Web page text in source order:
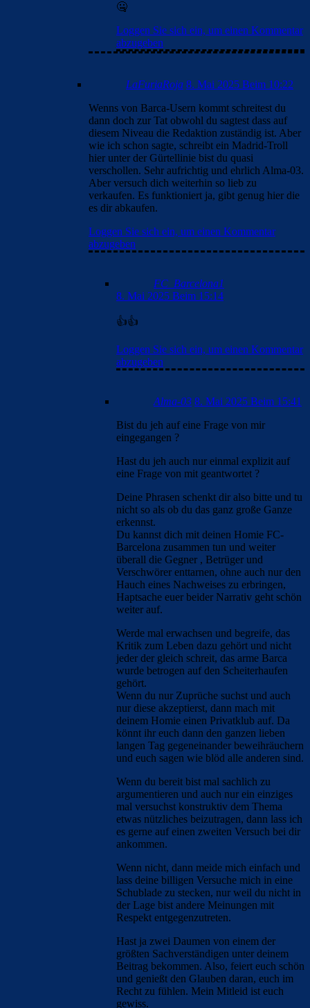
🤐
Loggen Sie sich ein, um einen Kommentar
abzugeben
LaFuriaRoja 8. Mai 2025 Beim 10:22
Wenns von Barca-Usern kommt schreitest du
dann doch zur Tat obwohl du sagtest dass auf
diesem Niveau die Redaktion zuständig ist. Aber
wie ich schon sagte, schreibt ein Madrid-Troll
hier unter der Gürtellinie bist du quasi
verschollen. Sehr aufrichtig und ehrlich Alma-03.
Aber versuch dich weiterhin so lieb zu
verkaufen. Es funktioniert ja, gibt genug hier die
es dir abkaufen.
Loggen Sie sich ein, um einen Kommentar
abzugeben
FC_Barcelona1
8. Mai 2025 Beim 15:14
👍👍
Loggen Sie sich ein, um einen Kommentar
abzugeben
Alma-03 8. Mai 2025 Beim 15:41
Bist du jeh auf eine Frage von mir
eingegangen ?
Hast du jeh auch nur einmal explizit auf
eine Frage von mit geantwortet ?
Deine Phrasen schenkt dir also bitte und tu
nicht so als ob du das ganz große Ganze
erkennst.
Du kannst dich mit deinen Homie FC-
Barcelona zusammen tun und weiter
überall die Gegner , Betrüger und
Verschwörer enttarnen, ohne auch nur den
Hauch eines Nachweises zu erbringen,
Haptsache euer beider Narrativ geht schön
weiter auf.
Werde mal erwachsen und begreife, das
Kritik zum Leben dazu gehört und nicht
jeder der gleich schreit, das arme Barca
wurde betrogen auf den Scheiterhaufen
gehört.
Wenn du nur Zuprüche suchst und auch
nur diese akzeptierst, dann mach mit
deinem Homie einen Privatklub auf. Da
könnt ihr euch dann den ganzen lieben
langen Tag gegeneinander beweihräuchern
und euch sagen wie blöd alle anderen sind.
Wenn du bereit bist mal sachlich zu
argumentieren und auch nur ein einziges
mal versuchst konstruktiv dem Thema
etwas nützliches beizutragen, dann lass ich
es gerne auf einen zweiten Versuch bei dir
ankommen.
Wenn nicht, dann meide mich einfach und
lass deine billigen Versuche mich in eine
Schublade zu stecken, nur weil du nicht in
der Lage bist andere Meinungen mit
Respekt entgegenzutreten.
Hast ja zwei Daumen von einem der
größten Sachverständigen unter deinem
Beitrag bekommen. Also, feiert euch schön
und genießt den Glauben daran, euch im
Recht zu fühlen. Mein Mitleid ist euch
gewiss.